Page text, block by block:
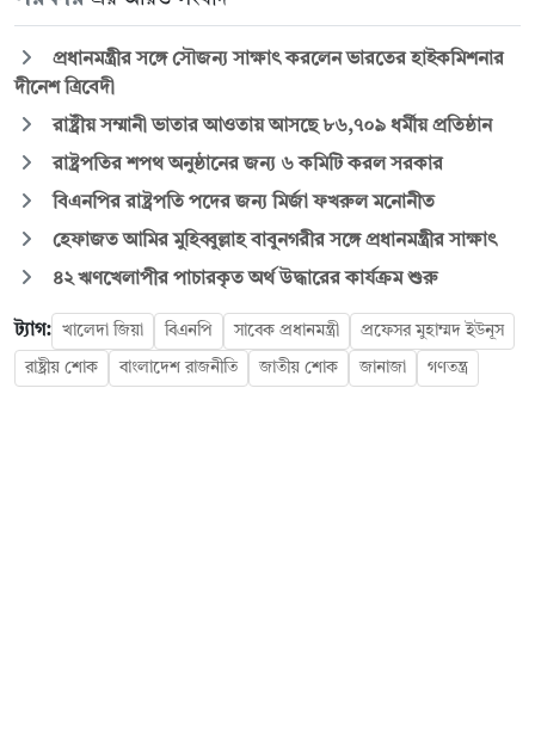
প্রধানমন্ত্রীর সঙ্গে সৌজন্য সাক্ষাৎ করলেন ভারতের হাইকমিশনার
দীনেশ ত্রিবেদী
রাষ্ট্রীয় সম্মানী ভাতার আওতায় আসছে ৮৬,৭০৯ ধর্মীয় প্রতিষ্ঠান
রাষ্ট্রপতির শপথ অনুষ্ঠানের জন্য ৬ কমিটি করল সরকার
বিএনপির রাষ্ট্রপতি পদের জন্য মির্জা ফখরুল মনোনীত
হেফাজত আমির মুহিব্বুল্লাহ বাবুনগরীর সঙ্গে প্রধানমন্ত্রীর সাক্ষাৎ
৪২ ঋণখেলাপীর পাচারকৃত অর্থ উদ্ধারের কার্যক্রম শুরু
ট্যাগ: খালেদা জিয়া বিএনপি সাবেক প্রধানমন্ত্রী প্রফেসর মুহাম্মদ ইউনূস
রাষ্ট্রীয় শোক বাংলাদেশ রাজনীতি জাতীয় শোক জানাজা গণতন্ত্র